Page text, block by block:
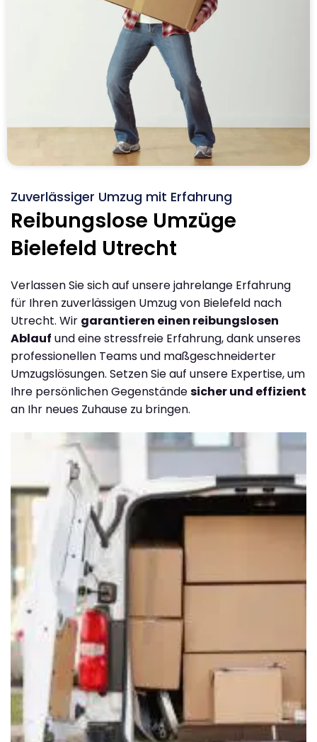
Zuverlässiger Umzug mit Erfahrung
Reibungslose Umzüge
Bielefeld Utrecht
Verlassen Sie sich auf unsere jahrelange Erfahrung
für Ihren zuverlässigen Umzug von Bielefeld nach
Utrecht. Wir garantieren einen reibungslosen
Ablauf und eine stressfreie Erfahrung, dank unseres
professionellen Teams und maßgeschneiderter
Umzugslösungen. Setzen Sie auf unsere Expertise, um
Ihre persönlichen Gegenständesicher und effizient
an Ihr neues Zuhause zu bringen.